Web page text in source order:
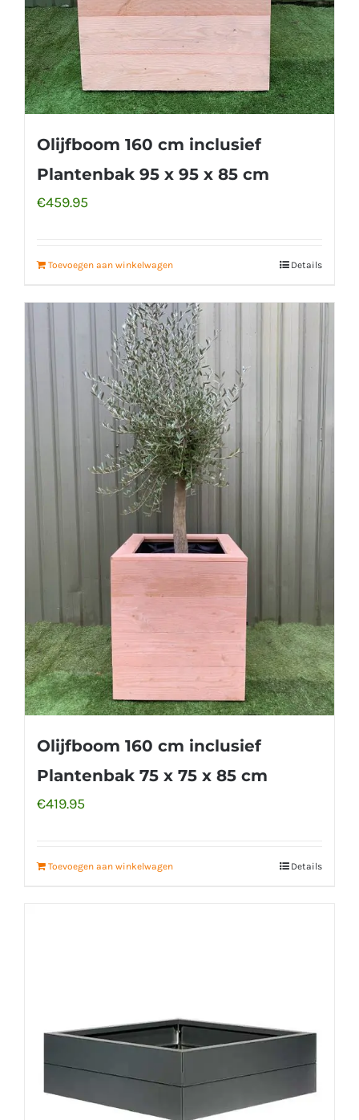
Olijfboom 160 cm inclusief
Plantenbak 95 x 95 x 85 cm
€459.95
Toevoegen aan winkelwagen Details
Olijfboom 160 cm inclusief
Plantenbak 75 x 75 x 85 cm
€419.95
Toevoegen aan winkelwagen Details